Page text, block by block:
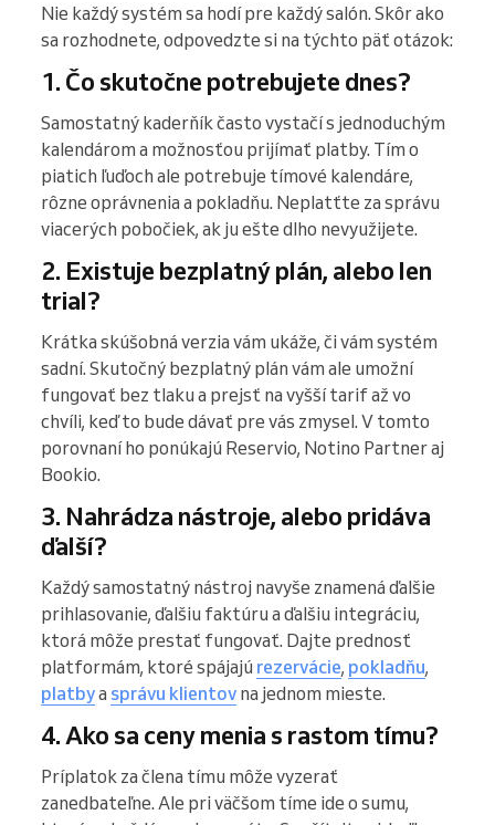
Nie každý systém sa hodí pre každý salón. Skôr ako
sa rozhodnete, odpovedzte si na týchto päť otázok:
1. Čo skutočne potrebujete dnes?
Samostatný kaderňík často vystačí s jednoduchým
kalendárom a možnosťou prijímať platby. Tím o
piatich ľuďoch ale potrebuje tímové kalendáre,
rôzne oprávnenia a pokladňu. Neplatťte za správu
viacerých pobočiek, ak ju ešte dlho nevyužijete.
2. Existuje bezplatný plán, alebo len
trial?
Krátka skúšobná verzia vám ukáže, či vám systém
sadní. Skutočný bezplatný plán vám ale umožní
fungovať bez tlaku a prejsť na vyšší tarif až vo
chvíli, keď to bude dávať pre vás zmysel. V tomto
porovnaní ho ponúkajú Reservio, Notino Partner aj
Bookio.
3. Nahrádza nástroje, alebo pridáva
ďalší?
Každý samostatný nástroj navyše znamená ďalšie
prihlasovanie, ďalšiu faktúru a ďalšiu integráciu,
ktorá môže prestať fungovať. Dajte prednosť
platformám, ktoré spájajú rezervácie, pokladňu,
platbya správu klientov na jednom mieste.
4. Ako sa ceny menia s rastom tímu?
Príplatok za člena tímu môže vyzerať
zanedbateľne. Ale pri väčšom tíme ide o sumu,